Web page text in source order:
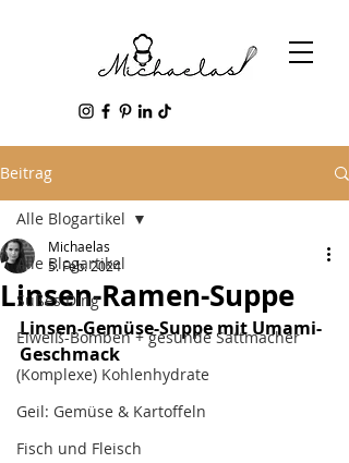
Beitrag
Alle Blogartikel
Süßes Ding
Eiweiß-Bomben + gesunde Sattmacher
(Komplexe) Kohlenhydrate
Geil: Gemüse & Kartoffeln
Fisch und Fleisch
Alle Blogartikel
Linsen-Ramen-Suppe
Michaelas
5. Feb. 2024
Linsen-Gemüse-Suppe mit Umami-
Geschmack